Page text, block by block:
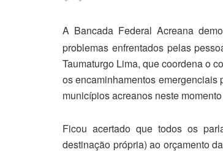
A Bancada Federal Acreana
problemas enfrentados pelas
Taumaturgo Lima, que coordena o
os encaminhamentos
municípios acreanos neste
Ficou acertado que todos os
destinação própria) ao orçamento